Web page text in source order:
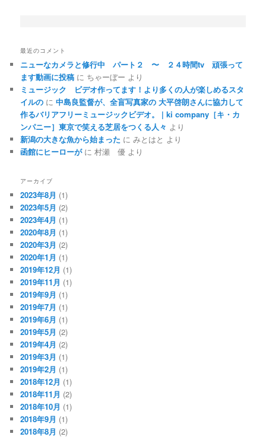
最近のコメント
ニューなカメラと修行中 パート２ 〜 ２４時間tv 頑張って
ます動画に投稿 に ちゃーぼー より
ミュージック ビデオ作ってます！より多くの人が楽しめるスタ
イルの に中島良監督が、全盲写真家の 大平啓朗さんに協力して
作るバリアフリーミュージックビデオ。 | ki company［キ・カ
ンパニー］東京で笑える芝居をつくる人々 より
新潟の大きな魚から始まった にみとはと より
函館にヒーローがに村瀬 優 より
アーカイブ
2023年8月 (1)
2023年5月 (2)
2023年4月 (1)
2020年8月 (1)
2020年3月 (2)
2020年1月 (1)
2019年12月 (1)
2019年11月 (1)
2019年9月 (1)
2019年7月 (1)
2019年6月 (1)
2019年5月 (2)
2019年4月 (2)
2019年3月 (1)
2019年2月 (1)
2018年12月 (1)
2018年11月 (2)
2018年10月 (1)
2018年9月 (1)
2018年8月 (2)